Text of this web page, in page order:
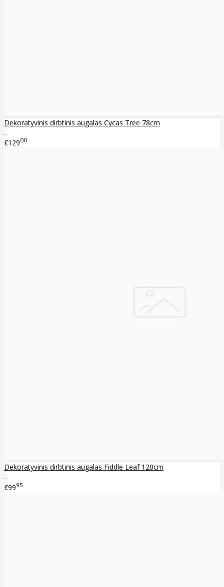
Dekoratyvinis dirbtinis augalas Cycas Tree 78cm
..
€12900
Dekoratyvinis dirbtinis augalas Fiddle Leaf 120cm
..
€9995